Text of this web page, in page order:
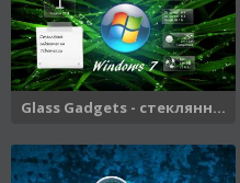
Glass Gadgets - стеклянн...